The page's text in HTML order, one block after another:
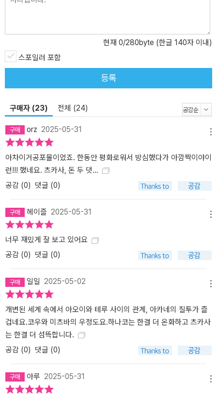
현재 0/280byte (한글 140자 이내)
스포일러 포함
등록
구매자 (23) 전체 (24)
orz 2025-05-31
아차이거공포물이었죠. 한동안 평화로워서 방심했다가 아깜짝이야이
런!!! 했네요. 츠카사, 돈 두 댓...
공감 (0) 댓글 (0)
헤이즐 2025-05-31
너무 재밌게 잘 보고 있어요
공감 (0) 댓글 (0)
일일 2025-05-02
개변된 세계 속에서 아오이와 테루 사이의 관계, 아카네의 질투가 즐
겁네요.코우와 미츠바의 우정도요.하나코는 한결 더 온화하고 츠카사
는 한결 더 섬뜩합니다.
공감 (0) 댓글 (0)
아루 2025-05-31